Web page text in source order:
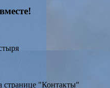
странице "Контакты"